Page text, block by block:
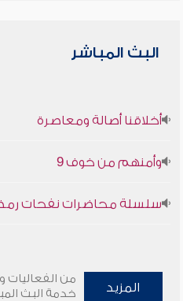
البث المباشر
أخلاقنا أصالة ومعاصرة
وأمنهم من خوف 9
سلسلة محاضرات نفحات رمضانية
المزيد
من الفعاليات
خدمة البث